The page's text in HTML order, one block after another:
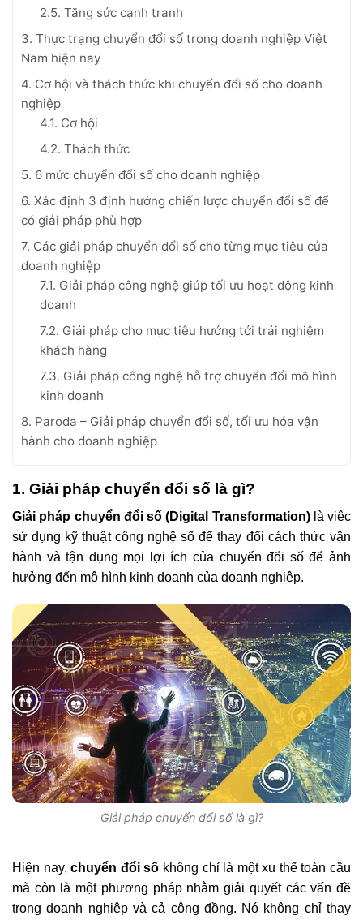
2.5. Tăng sức cạnh tranh
3. Thực trạng chuyển đổi số trong doanh nghiệp Việt
Nam hiện nay
4. Cơ hội và thách thức khi chuyển đổi số cho doanh
nghiệp
4.1. Cơ hội
4.2. Thách thức
5. 6 mức chuyển đổi số cho doanh nghiệp
6. Xác định 3 định hướng chiến lược chuyển đổi số để
có giải pháp phù hợp
7. Các giải pháp chuyển đổi số cho từng mục tiêu của
doanh nghiệp
7.1. Giải pháp công nghệ giúp tối ưu hoạt động kinh
doanh
7.2. Giải pháp cho mục tiêu hướng tới trải nghiệm
khách hàng
7.3. Giải pháp công nghệ hỗ trợ chuyển đổi mô hình
kinh doanh
8. Paroda – Giải pháp chuyển đổi số, tối ưu hóa vận
hành cho doanh nghiệp
1. Giải pháp chuyển đổi số là gì?
Giải pháp chuyển đổi số (Digital Transformation)là việc
sử dụng kỹ thuật công nghệ số để thay đổi cách thức vận
hành và tận dụng mọi lợi ích của chuyển đổi số để ảnh
hưởng đến mô hình kinh doanh của doanh nghiệp.
Giải pháp chuyển đổi số là gì?
Hiện nay,chuyển đổi số không chỉ là một xu thế toàn cầu
mà còn là một phương pháp nhằm giải quyết các vấn đề
trong doanh nghiệp và cả cộng đồng. Nó không chỉ thay